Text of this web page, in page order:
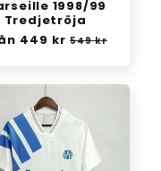
1998/99
Tredjetröja
449 kr 549 kr